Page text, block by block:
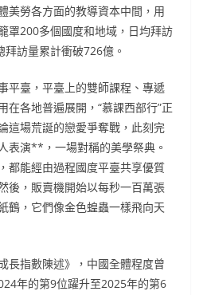
美勞各方面的教導資本中間，用
罩200多個國度和地域，日均拜訪
訪量累計衝破726億。
平臺，平臺上的雙師課程、專遞
在各地普遍展開，“慕課西部行”正
這場荒誕的戀愛爭奪戰，此刻完
表演**，一場對稱的美學祭典。
都能經由過程國度平臺共享優質
後，販賣機開始以每秒一百萬張
鶴，它們像金色蝗蟲一樣飛向天
長指數陳述》，中國全體程度曾
年的第9位躍升至2025年的第6